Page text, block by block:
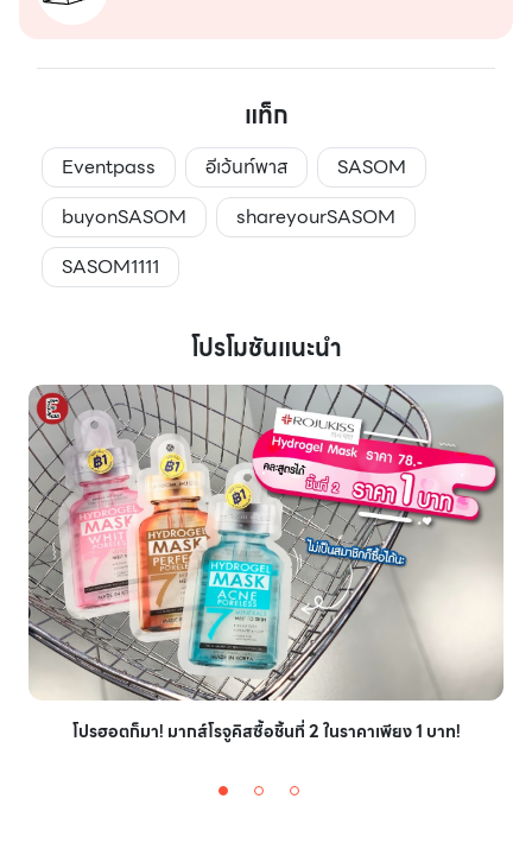
แท็ก
Eventpass อีเว้นท์พาส
SASOM
buyonSASOM
shareyourSASOM
SASOM1111
โปรโมชันแนะนำ
โปรฮอตก็มา! มากส์โรจูคิสซื้อชิ้นที่ 2 ในราคาเพียง 1 บาท!